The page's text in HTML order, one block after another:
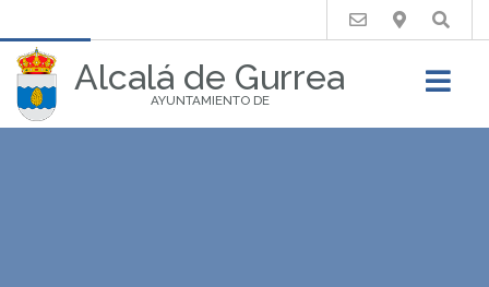
Alcalá de Gurrea
AYUNTAMIENTO DE
Buscar